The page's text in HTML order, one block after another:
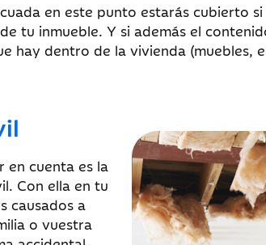
en este punto estarás cubierto
tu inmueble. Y si además el
hay dentro de la vivienda (muebles,
cuenta es la
Con ella en tu
causados a
o vuestra